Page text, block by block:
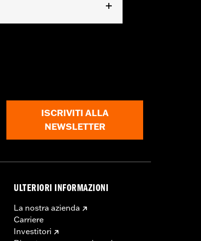
ISCRIVITI ALLA
NEWSLETTER
ULTERIORI INFORMAZIONI
La nostra azienda
Carriere
Investitori